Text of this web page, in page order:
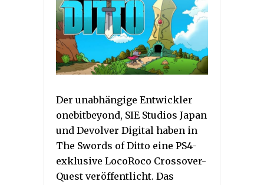
Der unabhängige Entwickler
onebitbeyond, SIE Studios Japan
und Devolver Digital haben in
The Swords of Ditto eine PS4-
exklusive LocoRoco Crossover-
Quest veröffentlicht. Das